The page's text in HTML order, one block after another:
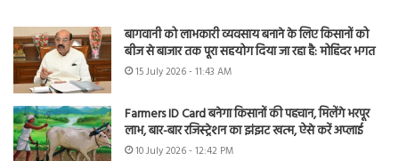
बागवानी को लाभकारी व्यवसाय बनाने के लिए किसानों को
बीज से बाजार तक पूरा सहयोग दिया जा रहा है: मोहिंदर भगत
15 July 2026 - 11:43 AM
Farmers ID Card बनेगा किसानों की पहचान, मिलेंगे भरपूर
लाभ, बार-बार रजिस्ट्रेशन का झंझट खत्म, ऐसे करें अप्लाई
10 July 2026 - 12:42 PM